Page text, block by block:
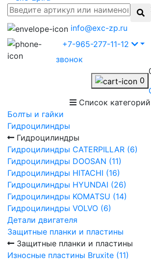
info@exc-zp.ru
+7-965-277-11-12
звонок
0
Список категорий
Болты и гайки
Гидроцилиндры
Гидроцилиндры
Гидроцилиндры CATERPILLAR (6)
Гидроцилиндры DOOSAN (11)
Гидроцилиндры HITACHI (16)
Гидроцилиндры HYUNDAI (26)
Гидроцилиндры KOMATSU (14)
Гидроцилиндры VOLVO (6)
Детали двигателя
Защитные планки и пластины
Защитные планки и пластины
Износные пластины Bruxite (11)